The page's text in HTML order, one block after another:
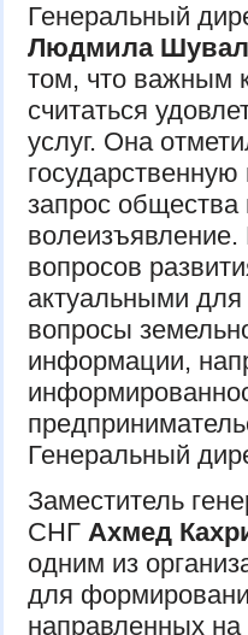
Генеральный
Людмила
том, что важным
считаться
услуг. Она
запрос
вопросов
актуальными для
вопросы
информации,
Генеральный
Заместитель
СНГ Ахмед
одним из
для
направленных на